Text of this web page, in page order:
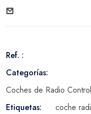
Mexico
1:10
cantidad
Ref. :
Categorías:
Coches de Radio Control
Etiquetas:
coche